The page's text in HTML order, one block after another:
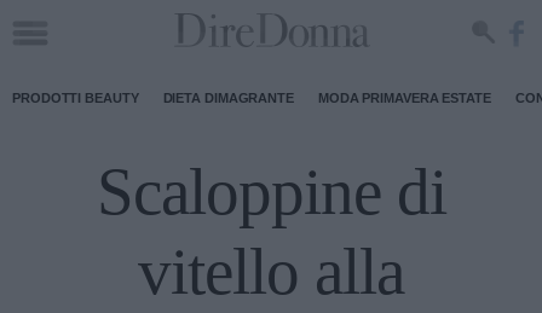
PRODOTTI BEAUTY DIETA DIMAGRANTE MODA PRIMAVERA ESTATE
Scaloppine di
vitello alla